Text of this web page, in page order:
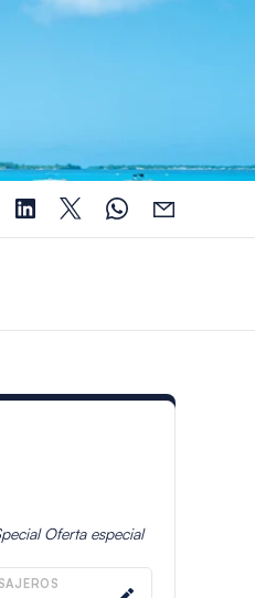
Oferta especial